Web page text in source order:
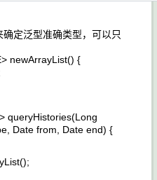
定泛型准确类型，可以只
newArrayList() {
queryHistories(Long
Date from, Date end) {